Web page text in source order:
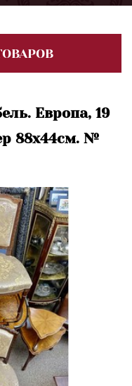
Европа, 19
88х44см. №